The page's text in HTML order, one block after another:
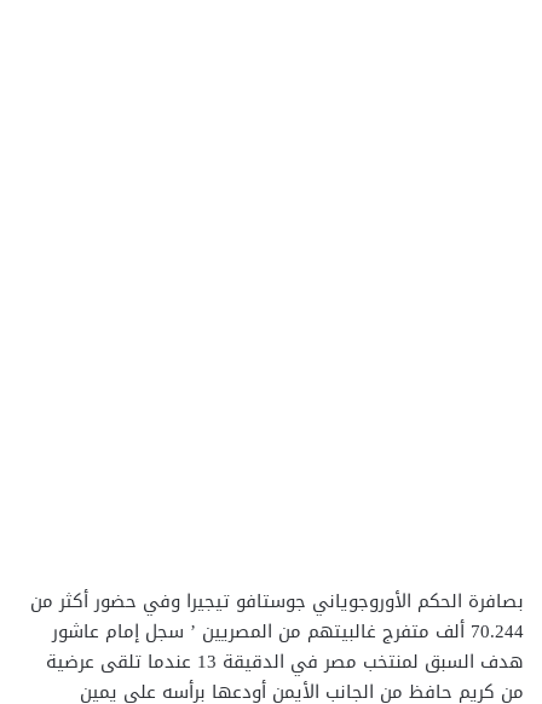
بصافرة الحكم الأوروجوياني جوستافو تيجيرا وفي حضور أكثر من
70.244 ألف متفرج غالبيتهم من المصريين ’ سجل إمام عاشور
هدف السبق لمنتخب مصر في الدقيقة 13 عندما تلقى عرضية
من كريم حافظ من الجانب الأيمن أودعها برأسه على يمين